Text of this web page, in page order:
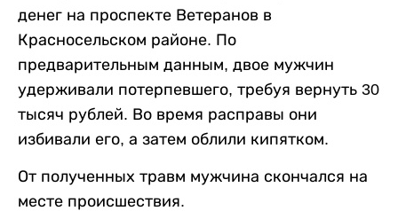
денег на проспекте Ветеранов в
Красносельском районе. По
предварительным данным, двое мужчин
удерживали потерпевшего, требуя вернуть 30
тысяч рублей. Во время расправы они
избивали его, а затем облили кипятком.
От полученных травм мужчина скончался на
месте происшествия.